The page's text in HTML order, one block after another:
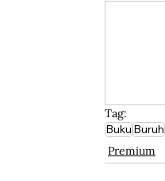
Tag:
BukuBuruh
Premium